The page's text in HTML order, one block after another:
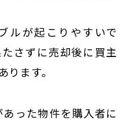
ルが起こりやすいで
さずに売却後に買主
ます。
った物件を購入者に